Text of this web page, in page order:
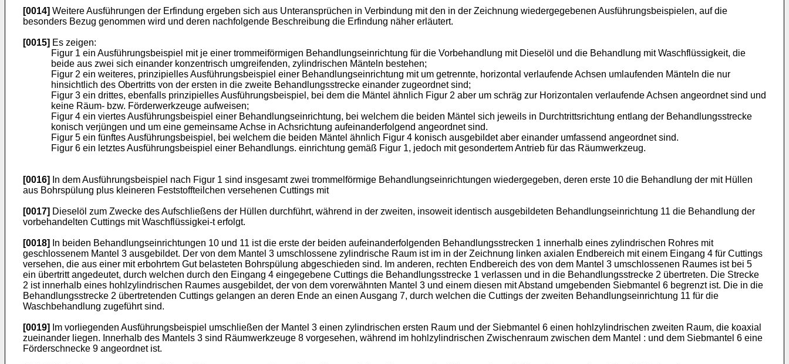
[0014] Weitere Ausführungen der Erfindung ergeben sich aus Unteransprüchen in Verbindung mit den in der Zeichnung wiedergegebenen Ausführungsbeispielen, auf die
besonders Bezug genommen wird und deren nachfolgende Beschreibung die Erfindung näher erläutert.
[0015] Es zeigen:
Figur 1 ein Ausführungsbeispiel mit je einer trommeiförmigen Behandlungseinrichtung für die Vorbehandlung mit Dieselöl und die Behandlung mit Waschflüssigkeit, die
beide aus zwei sich einander konzentrisch umgreifenden, zylindrischen Mänteln bestehen;
Figur 2 ein weiteres, prinzipielles Ausführungsbeispiel einer Behandlungseinrichtung mit um getrennte, horizontal verlaufende Achsen umlaufenden Mänteln die nur
hinsichtlich des Obertritts von der ersten in die zweite Behandlungsstrecke einander zugeordnet sind;
Figur 3 ein drittes, ebenfalls prinzipielles Ausführungsbeispiel, bei dem die Mäntel ähnlich Figur 2 aber um schräg zur Horizontalen verlaufende Achsen angeordnet sind und
keine Räum- bzw. Förderwerkzeuge aufweisen;
Figur 4 ein viertes Ausführungsbeispiel einer Behandlungseinrichtung, bei welchem die beiden Mäntel sich jeweils in Durchtrittsrichtung entlang der Behandlungsstrecke
konisch verjüngen und um eine gemeinsame Achse in Achsrichtung aufeinanderfolgend angeordnet sind.
Figur 5 ein fünftes Ausführungsbeispiel, bei welchem die beiden Mäntel ähnlich Figur 4 konisch ausgebildet aber einander umfassend angeordnet sind.
Figur 6 ein letztes Ausführungsbeispiel einer Behandlungs. einrichtung gemäß Figur 1, jedoch mit gesondertem Antrieb für das Räumwerkzeug.
[0016]
In dem Ausführungsbeispiel nach Figur 1 sind insgesamt zwei trommelförmige Behandlungseinrichtungen wiedergegeben, deren erste 10 die Behandlung der mit Hüllen
aus Bohrspülung plus kleineren Feststoffteilchen versehenen Cuttings mit
[0017] Dieselöl zum Zwecke des Aufschließens der Hüllen durchführt, während in der zweiten, insoweit identisch ausgebildeten Behandlungseinrichtung 11 die Behandlung der
vorbehandelten Cuttings mit Waschflüssigkei-t erfolgt.
[0018]
In beiden Behandlungseinrichtungen 10 und 11 ist die erste der beiden aufeinanderfolgenden Behandlungsstrecken 1 innerhalb eines zylindrischen Rohres mit
geschlossenem Mantel 3 ausgebildet. Der von dem Mantel 3 umschlossene zylindrische Raum ist im in der Zeichnung linken axialen Endbereich mit einem Eingang 4 für Cuttings
versehen, die aus einer mit erbohrtem Gut belasteten Bohrspülung abgeschieden sind. Im anderen, rechten Endbereich des von dem Mantel 3 umschlossenen Raumes ist bei 5
ein übertritt angedeutet, durch welchen durch den Eingang 4 eingegebene Cuttings die Behandlungsstrecke 1 verlassen und in die Behandlungsstrecke 2 übertreten. Die Strecke
2 ist innerhalb eines hohlzylindrischen Raumes ausgebildet, der von dem vorerwähnten Mantel 3 und einem diesen mit Abstand umgebenden Siebmantel 6 begrenzt ist. Die in die
Behandlungsstrecke 2 übertretenden Cuttings gelangen an deren Ende an einen Ausgang 7, durch welchen die Cuttings der zweiten Behandlungseinrichtung 11 für die
Waschbehandlung zugeführt sind.
[0019]
Im vorliegenden Ausführungsbeispiel umschließen der Mantel 3 einen zylindrischen ersten Raum und der Siebmantel 6 einen hohlzylindrischen zweiten Raum, die koaxial
zueinander liegen. Innerhalb des Mantels 3 sind Räumwerkzeuge 8 vorgesehen, während im hohlzylindrischen Zwischenraum zwischen dem Mantel : und dem Siebmantel 6 eine
Förderschnecke 9 angeordnet ist.